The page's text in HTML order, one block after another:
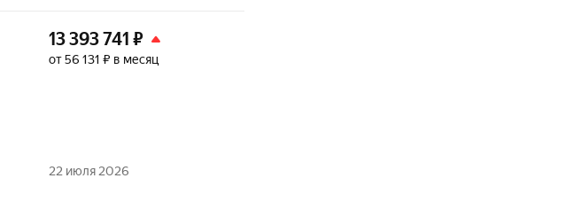
13 393 741 ₽
от 56 131 ₽ в месяц
22 июля 2026